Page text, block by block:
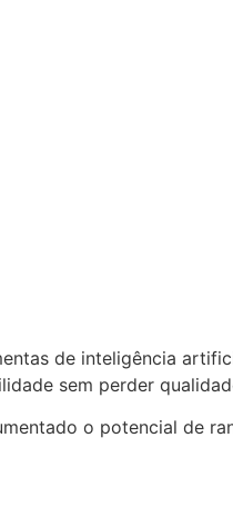
de inteligência
sem perder
o potencial de